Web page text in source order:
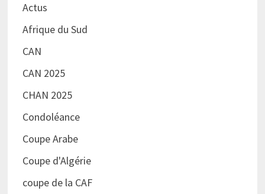
Actus
Afrique du Sud
CAN
CAN 2025
CHAN 2025
Condoléance
Coupe Arabe
Coupe d'Algérie
coupe de la CAF